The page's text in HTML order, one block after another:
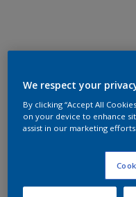
We respect your
By clicking “Accept All
on your device to enhance
assist in our marketing efforts.